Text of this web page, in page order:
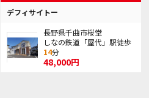
デフィサイトー
長野県千曲市桜堂
しなの鉄道「屋代」駅徒歩
14分
48,000円